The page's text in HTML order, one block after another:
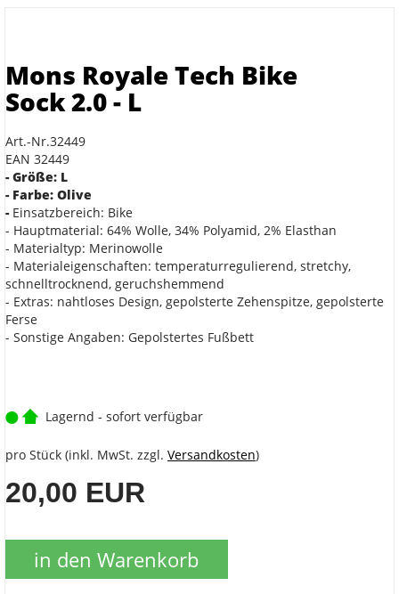
Mons Royale Tech Bike
Sock 2.0 - L
Art.-Nr.32449
EAN 32449
- Größe: L
- Farbe: Olive
- Einsatzbereich: Bike
- Hauptmaterial: 64% Wolle, 34% Polyamid, 2% Elasthan
- Materialtyp: Merinowolle
- Materialeigenschaften: temperaturregulierend, stretchy,
schnelltrocknend, geruchshemmend
- Extras: nahtloses Design, gepolsterte Zehenspitze, gepolsterte
Ferse
- Sonstige Angaben: Gepolstertes Fußbett
Lagernd - sofort verfügbar
pro Stück (inkl. MwSt. zzgl. Versandkosten)
20,00 EUR
in den Warenkorb